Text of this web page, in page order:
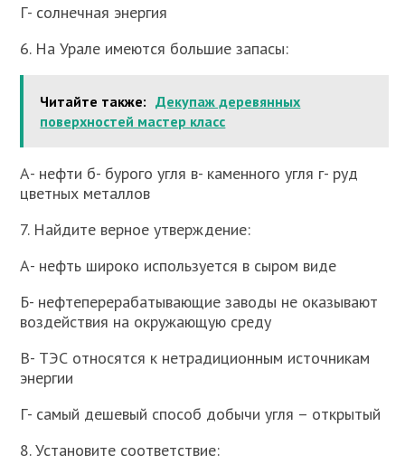
Г- солнечная энергия
6. На Урале имеются большие запасы:
Читайте также: Декупаж деревянных
поверхностей мастер класс
А- нефти б- бурого угля в- каменного угля г- руд
цветных металлов
7. Найдите верное утверждение:
А- нефть широко используется в сыром виде
Б- нефтеперерабатывающие заводы не оказывают
воздействия на окружающую среду
В- ТЭС относятся к нетрадиционным источникам
энергии
Г- самый дешевый способ добычи угля – открытый
8. Установите соответствие: